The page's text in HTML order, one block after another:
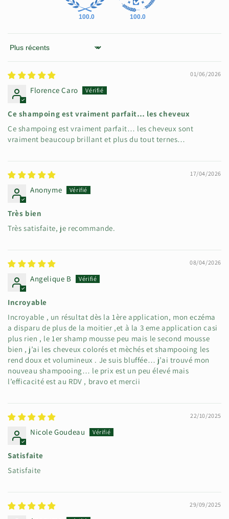
100.0 100.0
Sort by
01/06/2026
Florence Caro
Ce shampoing est vraiment parfait… les cheveux
Ce shampoing est vraiment parfait… les cheveux sont
vraiment beaucoup brillant et plus du tout ternes…
17/04/2026
Anonyme
Très bien
Très satisfaite, je recommande.
08/04/2026
Angelique B
Incroyable
Incroyable , un résultat dès la 1ère application, mon eczéma
a disparu de plus de la moitier ,et à la 3 eme application casi
plus rien , le 1er shamp mousse peu mais le second mousse
bien , j’ai les cheveux colorés et mèchés et shampooing les
rend doux et volumineux . Je suis bluffée… j’ai trouvé mon
nouveau shampooing… le prix est un peu élevé mais
l’efficacité est au RDV , bravo et mercii
22/10/2025
Nicole Goudeau
Satisfaite
Satisfaite
29/09/2025